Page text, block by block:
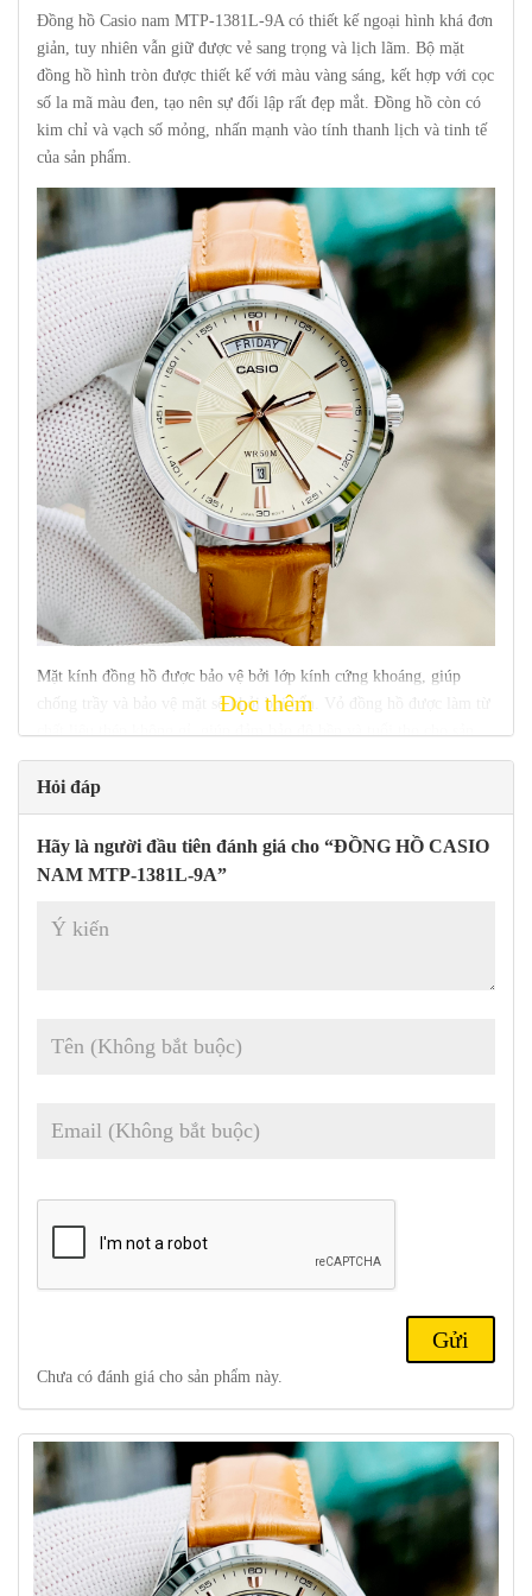
Đồng hồ Casio nam MTP-1381L-9A có thiết kế ngoại hình khá đơn
giản, tuy nhiên vẫn giữ được vẻ sang trọng và lịch lãm. Bộ mặt
đồng hồ hình tròn được thiết kế với màu vàng sáng, kết hợp với cọc
số la mã màu đen, tạo nên sự đối lập rất đẹp mắt. Đồng hồ còn có
kim chỉ và vạch số mỏng, nhấn mạnh vào tính thanh lịch và tinh tế
của sản phẩm.
Mặt kính đồng hồ được bảo vệ bởi lớp kính cứng khoáng, giúp
chống trầy và bảo vệ mặt số khỏi bụi bẩn. Vỏ đồng hồ được làm từ
chất liệu thép không gỉ, giúp đảm bảo độ bền và tuổi thọ cho sản
phẩm.
Đọc thêm
Hỏi đáp
Hãy là người đầu tiên đánh giá cho “ĐỒNG HỒ CASIO
NAM MTP-1381L-9A”
Chưa có đánh giá cho sản phẩm này.